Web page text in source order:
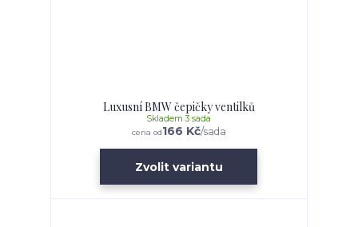
Luxusní BMW čepičky ventilků
cena od166 Kč/sada
Skladem 3 sada
Zvolit variantu